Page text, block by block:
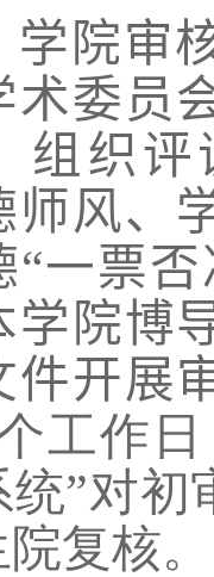
学院审
术委员
组织评
师风、
“一票
学院博
件开展
工作
统”对
复核。